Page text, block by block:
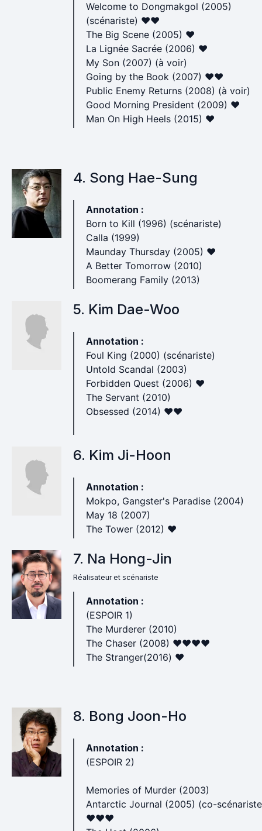
Welcome to Dongmakgol (2005)
(scénariste) ♥♥
The Big Scene (2005) ♥
La Lignée Sacrée (2006) ♥
My Son (2007) (à voir)
Going by the Book (2007) ♥♥
Public Enemy Returns (2008) (à voir)
Good Morning President (2009) ♥
Man On High Heels (2015) ♥
4. Song Hae-Sung
Annotation :
Born to Kill (1996) (scénariste)
Calla (1999)
Maunday Thursday (2005) ♥
A Better Tomorrow (2010)
Boomerang Family (2013)
5. Kim Dae-Woo
Annotation :
Foul King (2000) (scénariste)
Untold Scandal (2003)
Forbidden Quest (2006) ♥
The Servant (2010)
Obsessed (2014) ♥♥
6. Kim Ji-Hoon
Annotation :
Mokpo, Gangster's Paradise (2004)
May 18 (2007)
The Tower (2012) ♥
7. Na Hong-Jin
Réalisateur et scénariste
Annotation :
(ESPOIR 1)
The Murderer (2010)
The Chaser (2008) ♥♥♥♥
The Stranger(2016) ♥
8. Bong Joon-Ho
Annotation :
(ESPOIR 2)
Memories of Murder (2003)
Antarctic Journal (2005) (co-
♥♥♥